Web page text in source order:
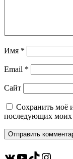
Имя *
Email *
Сайт
Сохранить моё
последующих моих